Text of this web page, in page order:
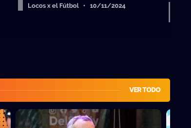
Locos x el Fútbol • 10/11/2024
VER TODO